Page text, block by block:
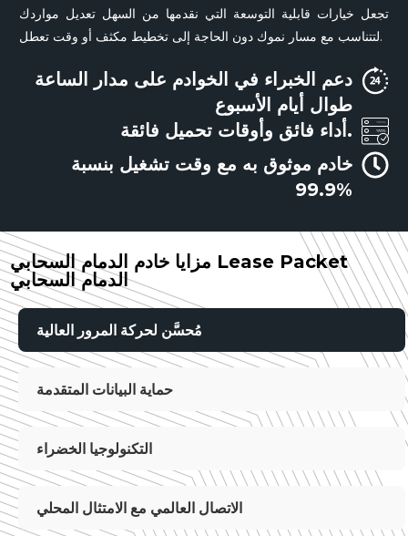
تجعل خيارات قابلية التوسعة التي نقدمها من السهل تعديل مواردك
لتتناسب مع مسار نموك دون الحاجة إلى تخطيط مكثف أو وقت تعطل.
دعم الخبراء في الخوادم على مدار الساعة
طوال أيام الأسبوع
أداء فائق وأوقات تحميل فائقة.
خادم موثوق به مع وقت تشغيل بنسبة
99.9%
مزايا خادم الدمام السحابي Lease Packet
الدمام السحابي
مُحسَّن لحركة المرور العالية
حماية البيانات المتقدمة
التكنولوجيا الخضراء
الاتصال العالمي مع الامتثال المحلي